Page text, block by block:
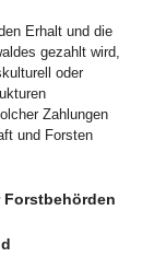
Erhalt und die
gezahlt wird,
oder
Zahlungen
und Forsten